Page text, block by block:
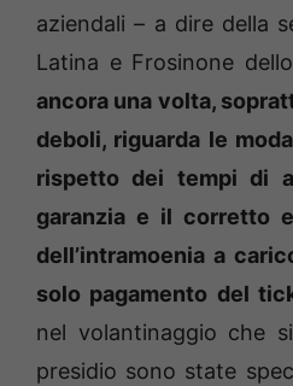
aziendali – a dire della
Latina e Frosinone
ancora una volta,
deboli, riguarda le
rispetto dei tempi di
garanzia e il corretto
dell’intramoenia a
solo pagamento del
nel volantinaggio che
presidio sono state